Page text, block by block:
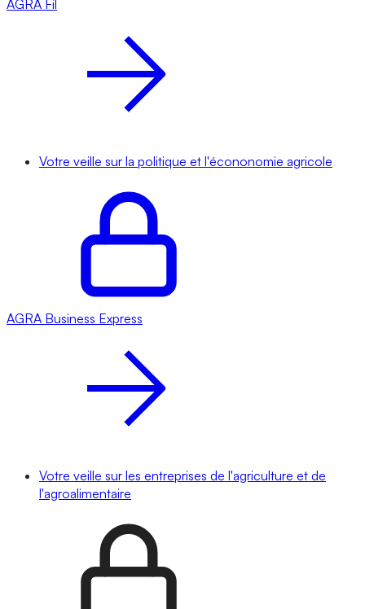
AGRA Fil
Votre veille sur la politique et l'écononomie agricole
AGRA Business Express
Votre veille sur les entreprises de l'agriculture et de
l'agroalimentaire